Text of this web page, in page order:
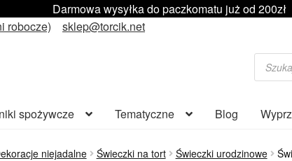
Darmowa wysyłka do paczkomatu już od 200zł
robocze) sklep@torcik.net
spożywcze Tematyczne Blog
niejadalne Świeczki na tort Świeczki urodzinowe